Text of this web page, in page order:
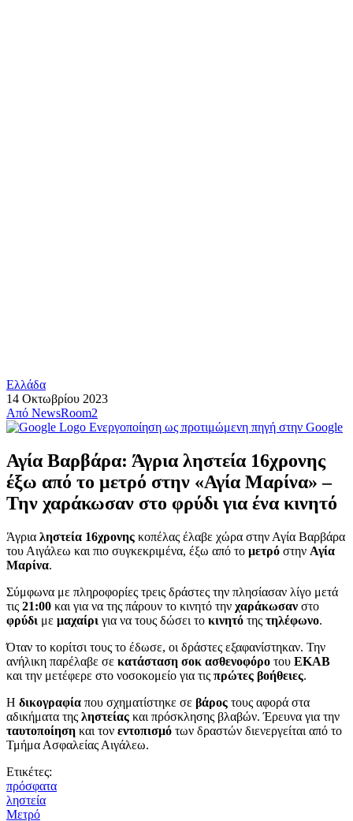
Ελλάδα
14 Οκτωβρίου 2023
Από NewsRoom2
Ενεργοποίηση ως προτιμώμενη πηγή στην Google
Αγία Βαρβάρα: Άγρια ληστεία 16χρονης
έξω από το μετρό στην «Αγία Μαρίνα» –
Την χαράκωσαν στο φρύδι για ένα κινητό
Άγρια ληστεία 16χρονης κοπέλας έλαβε χώρα στην Αγία Βαρβάρα
του Αιγάλεω και πιο συγκεκριμένα, έξω από το μετρό στην Αγία
Μαρίνα.
Σύμφωνα με πληροφορίες τρεις δράστες την πλησίασαν λίγο μετά
τις 21:00 και για να της πάρουν το κινητό την χαράκωσαν στο
φρύδι με μαχαίρι για να τους δώσει το κινητό της τηλέφωνο.
Όταν το κορίτσι τους το έδωσε, οι δράστες εξαφανίστηκαν. Την
ανήλικη παρέλαβε σε κατάσταση σοκ ασθενοφόρο του ΕΚΑΒ
και την μετέφερε στο νοσοκομείο για τις πρώτες βοήθειες.
Η δικογραφία που σχηματίστηκε σε βάρος τους αφορά στα
αδικήματα της ληστείας και πρόσκλησης βλαβών. Έρευνα για την
ταυτοποίηση και τον εντοπισμό των δραστών διενεργείται από το
Τμήμα Ασφαλείας Αιγάλεω.
Ετικέτες:
πρόσφατα
ληστεία
Μετρό